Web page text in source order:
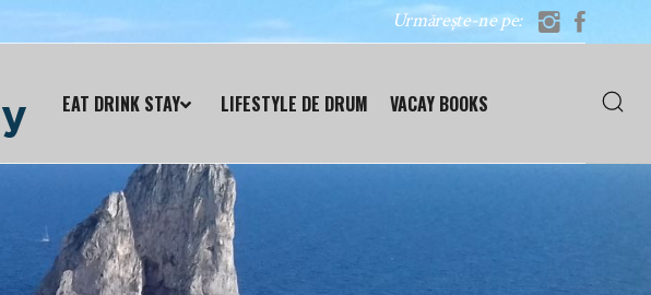
Urmărește-ne pe:
EAT DRINK STAY LIFESTYLE DE DRUM VACAY BOOKS